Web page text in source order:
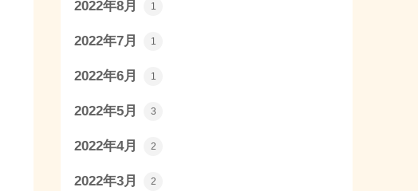
2022年8月 1
2022年7月 1
2022年6月 1
2022年5月 3
2022年4月 2
2022年3月 2